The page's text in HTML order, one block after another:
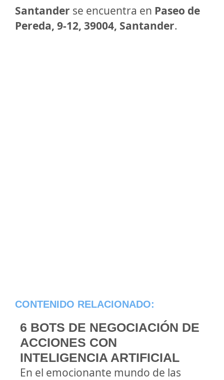
Santander se encuentra en Paseo de
Pereda, 9-12, 39004, Santander.
CONTENIDO RELACIONADO:
6 BOTS DE NEGOCIACIÓN DE
ACCIONES CON
INTELIGENCIA ARTIFICIAL
En el emocionante mundo de las